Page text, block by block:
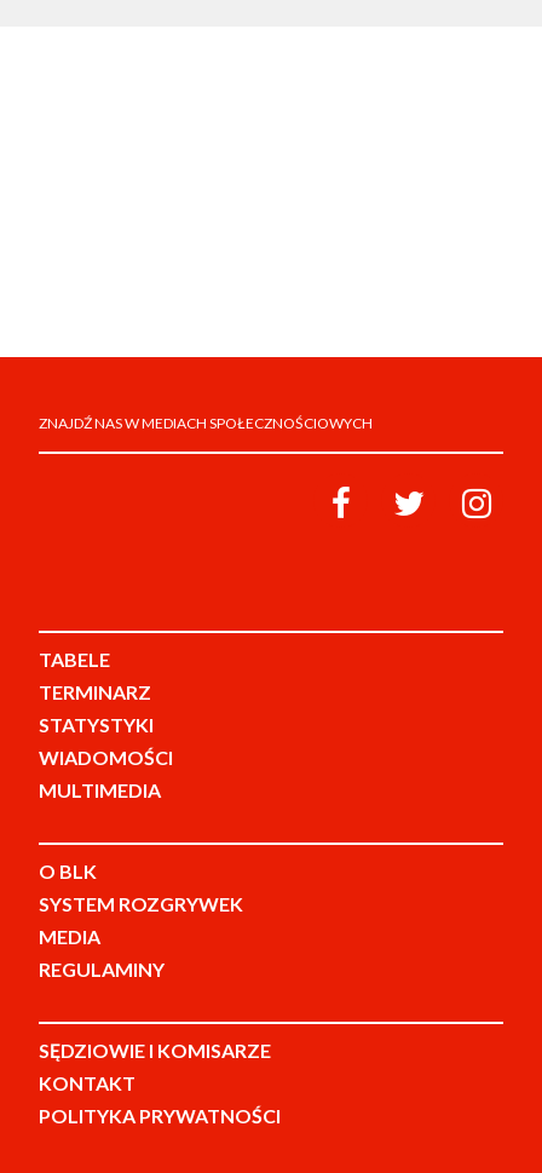
ZNAJDŹ NAS W MEDIACH SPOŁECZNOŚCIOWYCH
TABELE
TERMINARZ
STATYSTYKI
WIADOMOŚCI
MULTIMEDIA
O BLK
SYSTEM ROZGRYWEK
MEDIA
REGULAMINY
SĘDZIOWIE I KOMISARZE
KONTAKT
POLITYKA PRYWATNOŚCI